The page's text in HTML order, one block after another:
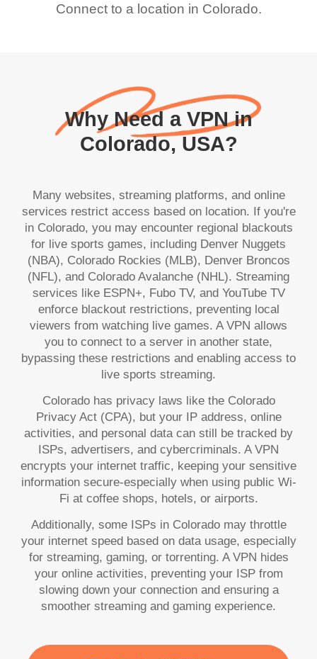
Connect to a location in Colorado.
Why Need a VPN in
Colorado, USA?
Many websites, streaming platforms, and online
services restrict access based on location. If you're
in Colorado, you may encounter regional blackouts
for live sports games, including Denver Nuggets
(NBA), Colorado Rockies (MLB), Denver Broncos
(NFL), and Colorado Avalanche (NHL). Streaming
services like ESPN+, Fubo TV, and YouTube TV
enforce blackout restrictions, preventing local
viewers from watching live games. A VPN allows
you to connect to a server in another state,
bypassing these restrictions and enabling access to
live sports streaming.
Colorado has privacy laws like the Colorado
Privacy Act (CPA), but your IP address, online
activities, and personal data can still be tracked by
ISPs, advertisers, and cybercriminals. A VPN
encrypts your internet traffic, keeping your sensitive
information secure-especially when using public Wi-
Fi at coffee shops, hotels, or airports.
Additionally, some ISPs in Colorado may throttle
your internet speed based on data usage, especially
for streaming, gaming, or torrenting. A VPN hides
your online activities, preventing your ISP from
slowing down your connection and ensuring a
smoother streaming and gaming experience.